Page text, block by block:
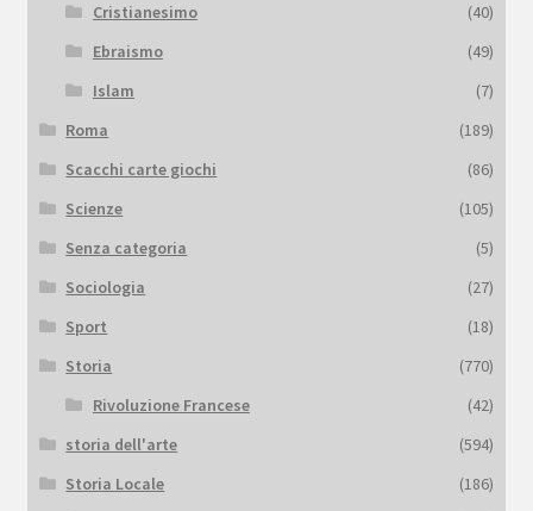
Cristianesimo
(40)
Ebraismo
(49)
Islam
(7)
Roma
(189)
Scacchi carte giochi
(86)
Scienze
(105)
Senza categoria
(5)
Sociologia
(27)
Sport
(18)
Storia
(770)
Rivoluzione Francese
(42)
storia dell'arte
(594)
Storia Locale
(186)